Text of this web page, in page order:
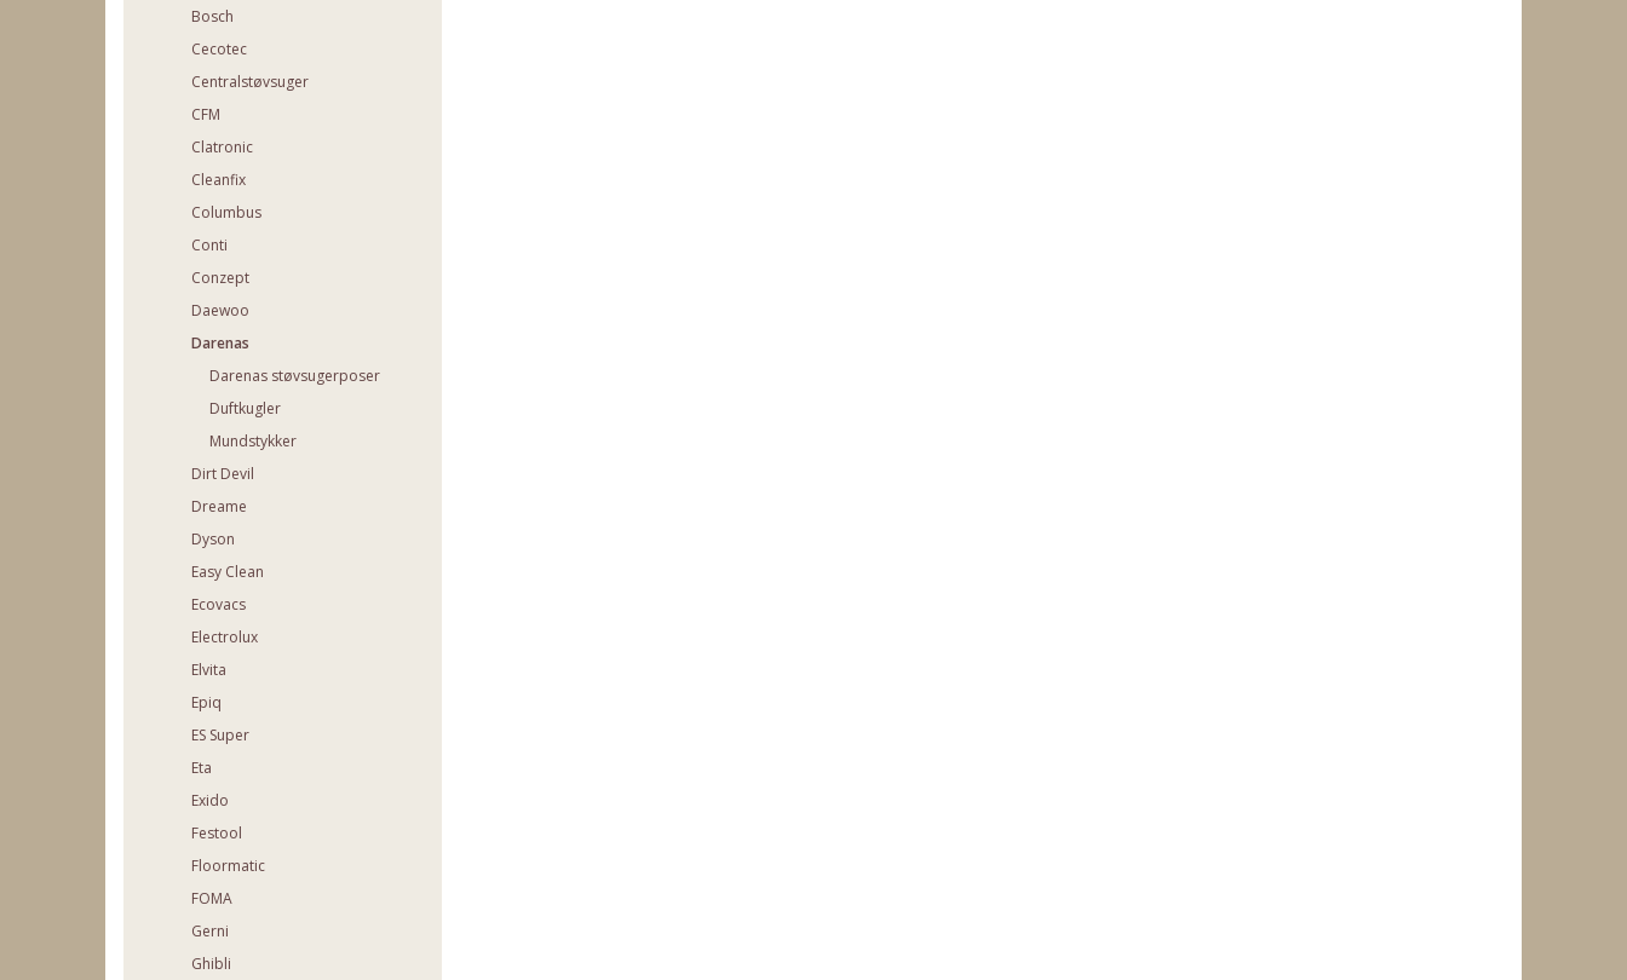
Bosch
Cecotec
Centralstøvsuger
CFM
Clatronic
Cleanfix
Columbus
Conti
Conzept
Daewoo
Darenas
Darenas støvsugerposer
Duftkugler
Mundstykker
Dirt Devil
Dreame
Dyson
Easy Clean
Ecovacs
Electrolux
Elvita
Epiq
ES Super
Eta
Exido
Festool
Floormatic
FOMA
Gerni
Ghibli